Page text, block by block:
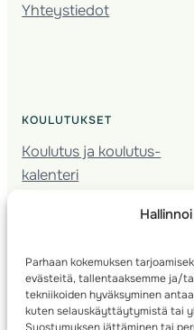
Parhaan kokemuksen
evästeitä, tallentaaksemme ja/
tekniikoiden hyväksyminen
kuten selauskäyttäytymistä tai
Yhteystiedot
KOULUTUKSET
Koulutus ja koulutus­
kalenteri
Seura­kehittäminen
Kartoitus
Ratamestari